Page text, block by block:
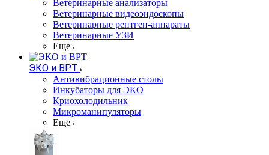
Ветеринарные анализаторы
Ветеринарные видеоэндоскопы
Ветеринарные рентген-аппараты
Ветеринарные УЗИ
Еще
ЭКО и ВРТ
Антивибрационные столы
Инкубаторы для ЭКО
Криохолодильник
Микроманипуляторы
Еще